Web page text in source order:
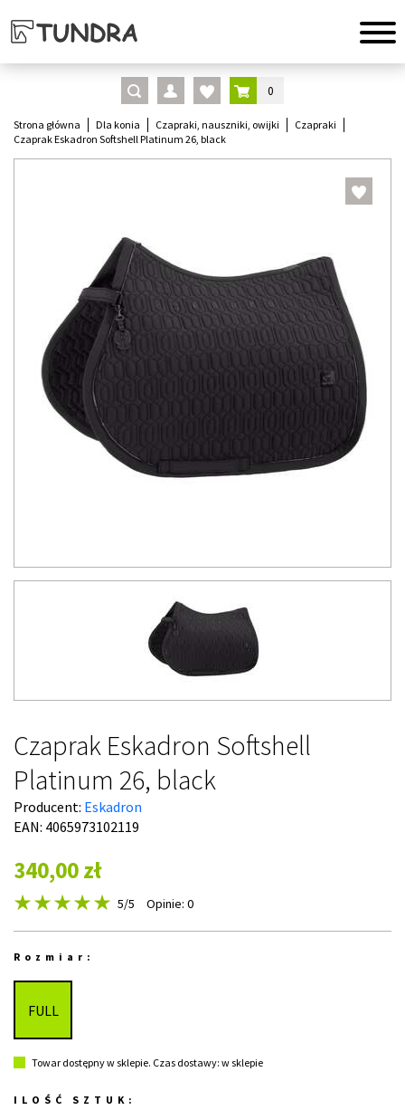
0
Strona główna Dla konia Czapraki, nauszniki, owijki
Czapraki
Czaprak Eskadron Softshell Platinum 26, black
Czaprak Eskadron Softshell
Platinum 26, black
Producent: Eskadron
EAN: 4065973102119
340,00 zł
5/5 Opinie: 0
Rozmiar:
FULL
Towar dostępny w sklepie. Czas dostawy: w sklepie
ILOŚĆ SZTUK: